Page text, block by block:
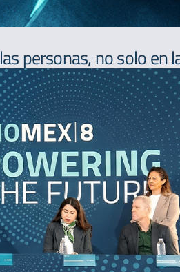
personas, no solo en